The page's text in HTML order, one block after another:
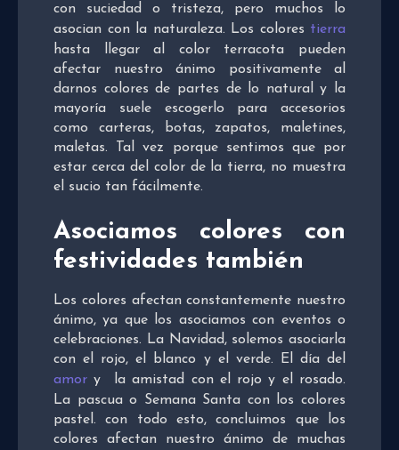
con suciedad o tristeza, pero muchos lo
asocian con la naturaleza. Los colores tierra
hasta llegar al color terracota pueden
afectar nuestro ánimo positivamente al
darnos colores de partes de lo natural y la
mayoría suele escogerlo para accesorios
como carteras, botas, zapatos, maletines,
maletas. Tal vez porque sentimos que por
estar cerca del color de la tierra, no muestra
el sucio tan fácilmente.
Asociamos colores con
festividades también
Los colores afectan constantemente nuestro
ánimo, ya que los asociamos con eventos o
celebraciones. La Navidad, solemos asociarla
con el rojo, el blanco y el verde. El día del
amor y la amistad con el rojo y el rosado.
La pascua o Semana Santa con los colores
pastel. con todo esto, concluimos que los
colores afectan nuestro ánimo de muchas